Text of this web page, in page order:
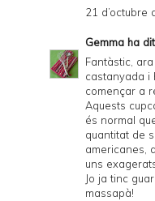
21 d’octubre
Gemma ha
Fantàstic,
castanyada i
començar a
Aquests
és normal
quantitat de
americanes,
uns
Jo ja tinc
massapà!